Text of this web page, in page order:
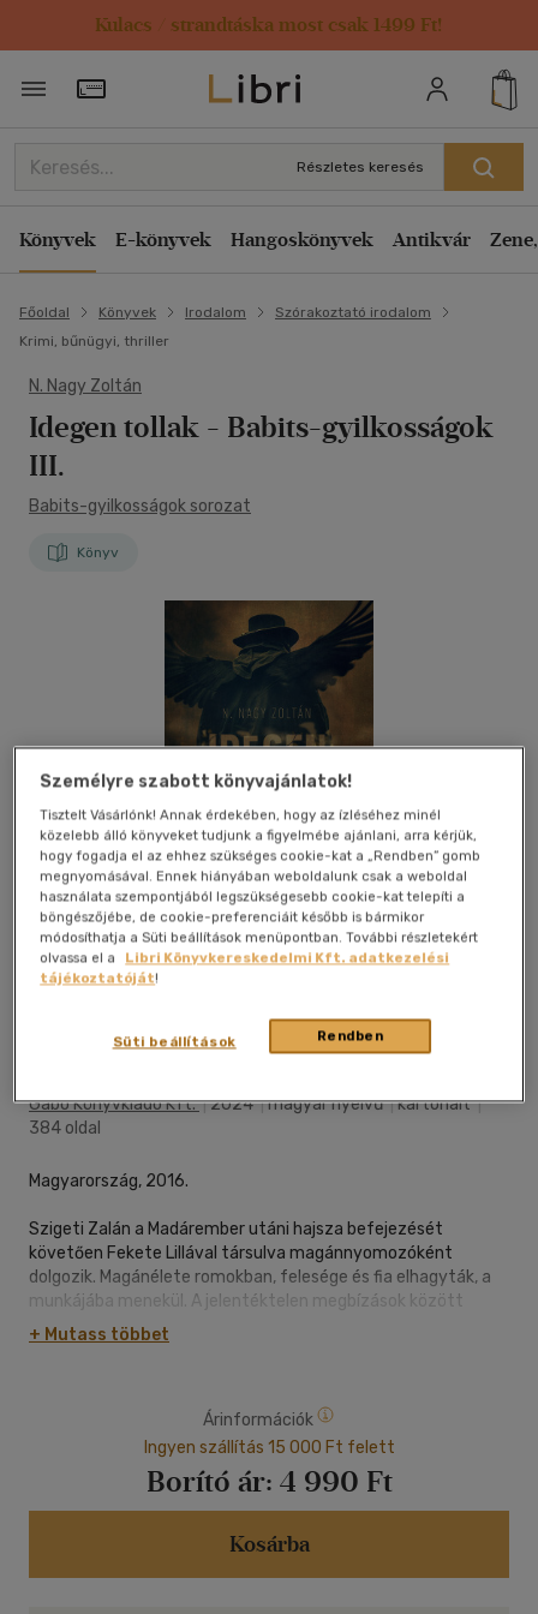
Kulacs / strandtáska most csak 1499 Ft!
Törzsvásárlói Kártya adatai
Részletes keresés
Könyvek E-könyvek Hangoskönyvek Antikvár
Főoldal Könyvek Irodalom
Szórakoztató irodalom
Krimi, bűnügyi, thriller
N. Nagy Zoltán
Idegen tollak - Babits-gyilkosságok
III.
Babits-gyilkosságok sorozat
Könyv
Gabo Könyvkiadó Kft.|2024|magyar nyelvű|kartonált|
384 oldal
Magyarország, 2016.
Szigeti Zalán a Madárember utáni hajsza befejezését
követően Fekete Lillával társulva magánnyomozóként
dolgozik. Magánélete romokban, felesége és fia elhagyták, a
munkájába menekül. A jelentéktelen megbízások között
feltűnik egy emberölési ügy. Katona Kálmán halálát akarja
felderíteni a férfi unokatestvére, mivel a rendőrség képtelen
mindkettőjük életét végleg megváltoztatja. Úgy tűnik,
Katona Kálmán halála egy gyilkosságsorozat része, melyben
az elkövető a csillagjegyei alapján választja ki az áldozatait. A
nyomokon elindulva a páros útját egyre iszonyatosabb
események szegélyezik, és az is veszélybe kerül, ami
családjukból még megmaradt. Egyre világosabbá válik a
+ Mutass többet
Árinformációk
Ingyen szállítás 15 000 Ft felett
Borító ár: 4 990 Ft
Kosárba
Személyre szabott könyvajánlatok!
Tisztelt Vásárlónk! Annak érdekében, hogy az ízléséhez minél
közelebb álló könyveket tudjunk a figyelmébe ajánlani, arra kérjük,
hogy fogadja el az ehhez szükséges cookie-kat a „Rendben” gomb
megnyomásával. Ennek hiányában weboldalunk csak a weboldal
használata szempontjából legszükségesebb cookie-kat telepíti a
böngészőjébe, de cookie-preferenciáit később is bármikor
módosíthatja a Süti beállítások menüpontban. További részletekért
olvassa el a
Libri Könyvkereskedelmi Kft. adatkezelési
tájékoztatóját!
Rendben
Süti beállítások